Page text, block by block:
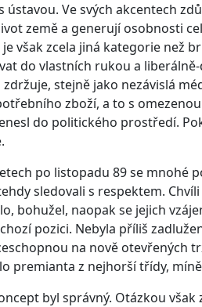
ústavou. Ve svých akcentech
země a generují osobnosti
je však zcela jiná kategorie než
do vlastních rukou a
zdržuje, stejně jako nezávislá
zboží, a to s
do politického prostředí.
po listopadu 89 se mnohé
sledovali s respektem.
bohužel, naopak se jejich
pozici. Nebyla příliš
na nově otevřených
premianta z nejhorší třídy,
byl správný. Otázkou